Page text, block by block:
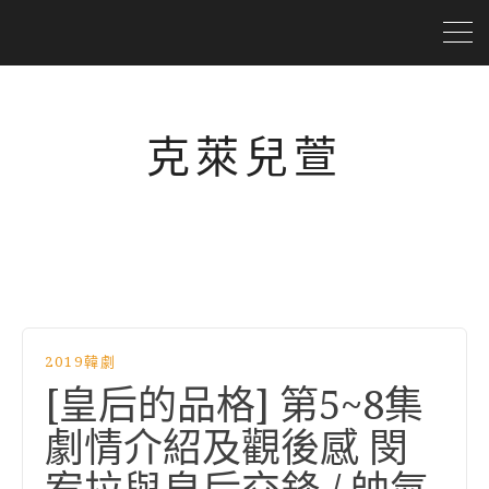
克萊兒萱
2019韓劇
[皇后的品格] 第5~8集
劇情介紹及觀後感 閔